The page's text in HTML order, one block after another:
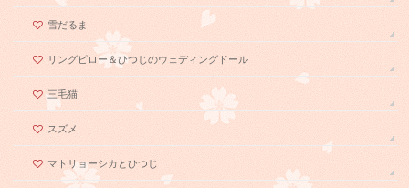
雪だるま
リングピロー＆ひつじのウェディングドール
三毛猫
スズメ
マトリョーシカとひつじ